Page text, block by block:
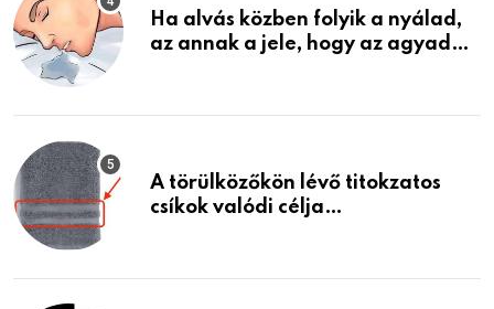
Ha alvás közben folyik a nyálad,
az annak a jele, hogy az agyad…
A törülközőkön lévő titokzatos
csíkok valódi célja…